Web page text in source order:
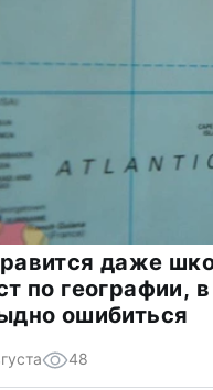
даже
по географии,
ошибиться
48